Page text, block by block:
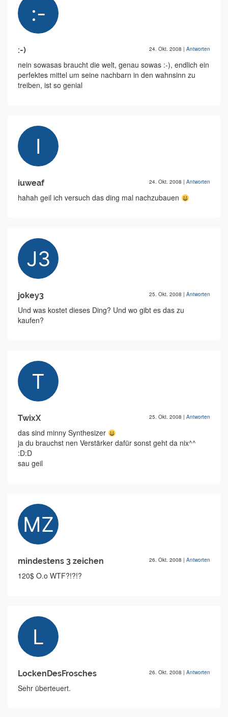
:-) 24. Okt. 2008 | Antworten
nein sowasas braucht die welt, genau sowas :-), endlich ein
perfektes mittel um seine nachbarn in den wahnsinn zu
treiben, ist so genial
iuweaf 24. Okt. 2008 | Antworten
hahah geil ich versuch das ding mal nachzubauen
jokey3 25. Okt. 2008 | Antworten
Und was kostet dieses Ding? Und wo gibt es das zu
kaufen?
TwixX 25. Okt. 2008 | Antworten
das sind minny Synthesizer
ja du brauchst nen Verstärker dafür sonst geht da nix^^
:D:D
sau geil
mindestens 3 zeichen 26. Okt. 2008 | Antworten
120$ O.o WTF?!?!?
LockenDesFrosches 26. Okt. 2008 | Antworten
Sehr überteuert.